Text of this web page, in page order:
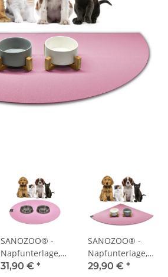
SANOZOO® -
Napfunterlage,
Öko-Tex, Rund
31,90 € *
SANOZOO® -
Napfunterlage,
Öko-Tex,
29,90 € *